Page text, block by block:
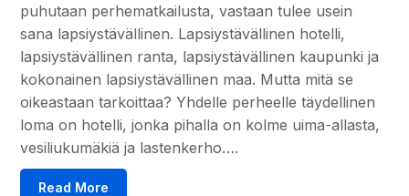
puhutaan perhematkailusta, vastaan tulee usein
sana lapsiystävällinen. Lapsiystävällinen hotelli,
lapsiystävällinen ranta, lapsiystävällinen kaupunki ja
kokonainen lapsiystävällinen maa. Mutta mitä se
oikeastaan tarkoittaa? Yhdelle perheelle täydellinen
loma on hotelli, jonka pihalla on kolme uima-allasta,
vesiliukumäkiä ja lastenkerho….
Read More